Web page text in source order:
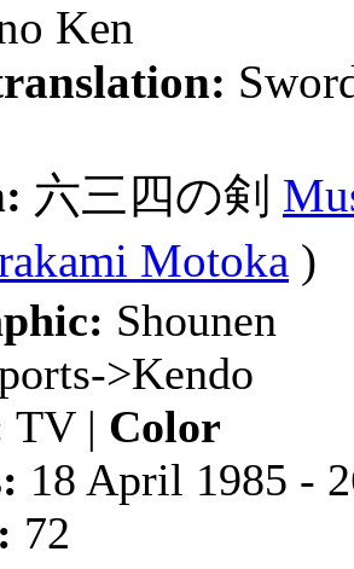
Ken
六三四の剣
Motoka )
Shounen
>Kendo
TV | Color
18 April 1985 -
72